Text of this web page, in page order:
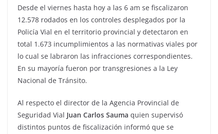
Desde el viernes hasta hoy a las 6 am se fiscalizaron
12.578 rodados en los controles desplegados por la
Policía Vial en el territorio provincial y detectaron en
total 1.673 incumplimientos a las normativas viales por
lo cual se labraron las infracciones correspondientes.
En su mayoría fueron por transgresiones a la Ley
Nacional de Tránsito.
Al respecto el director de la Agencia Provincial de
Seguridad Vial Juan Carlos Sauma quien supervisó
distintos puntos de fiscalización informó que se